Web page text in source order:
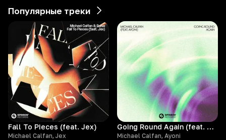
Популярные треки
Fall To Pieces (feat. Jex)
Michael Calfan, Jex
Going Round Again (feat. Ayoni)
Michael Calfan, Ayoni